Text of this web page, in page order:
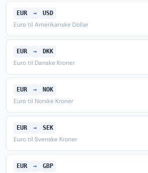
EUR → USD
Euro til Amerikanske Dollar
EUR → DKK
Euro til Danske Kroner
EUR → NOK
Euro til Norske Kroner
EUR → SEK
Euro til Svenske Kroner
EUR → GBP